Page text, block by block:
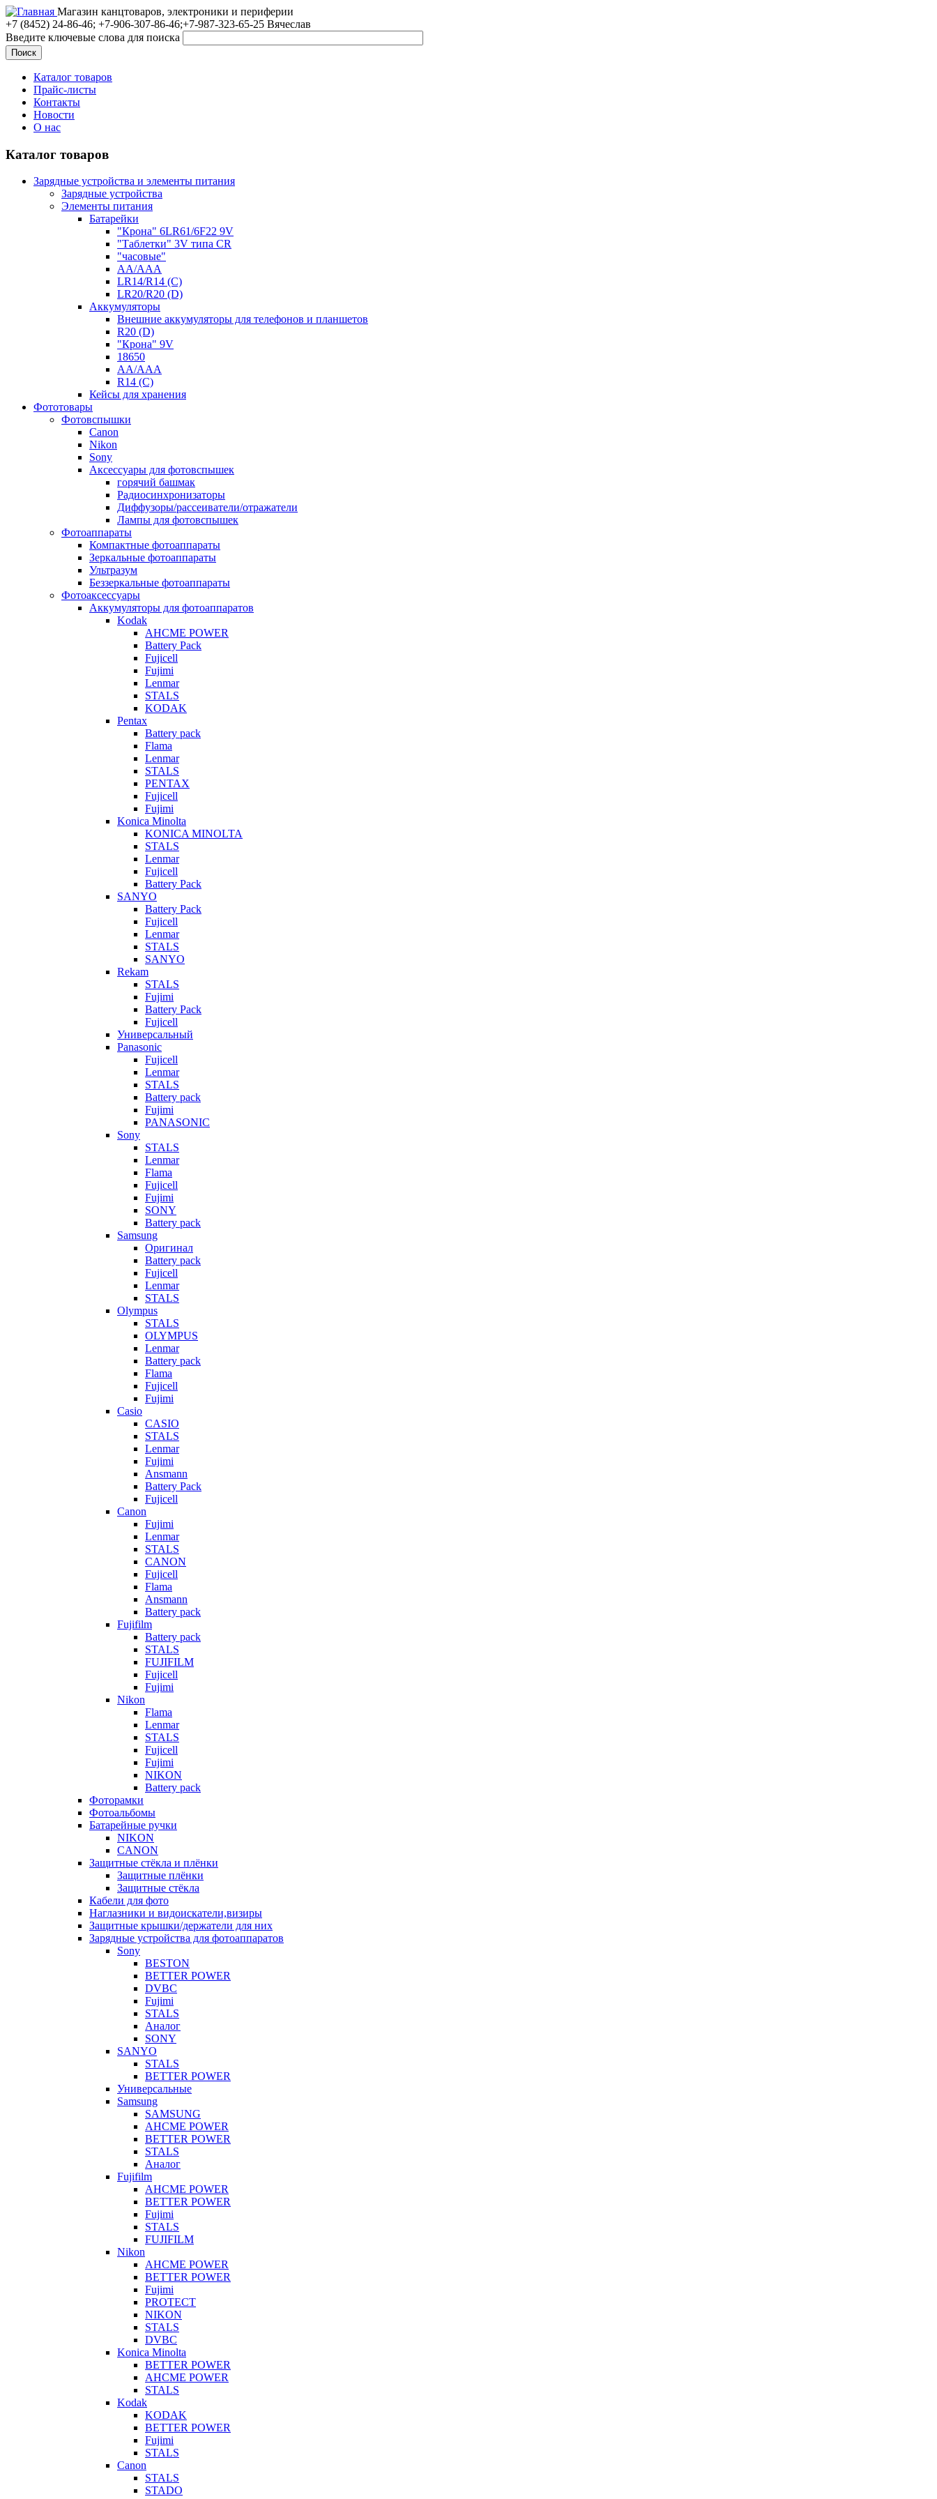
Магазин канцтоваров, электроники и периферии
+7 (8452) 24-86-46; +7-906-307-86-46;+7-987-323-65-25 Вячеслав
Введите ключевые слова для поиска
Каталог товаров
Прайс-листы
Контакты
Новости
О нас
Каталог товаров
Зарядные устройства и элементы питания
Зарядные устройства
Элементы питания
Батарейки
"Крона" 6LR61/6F22 9V
"Таблетки" 3V типа CR
"часовые"
AA/AAA
LR14/R14 (C)
LR20/R20 (D)
Аккумуляторы
Внешние аккумуляторы для телефонов и планшетов
R20 (D)
"Крона" 9V
18650
AA/AAA
R14 (C)
Кейсы для хранения
Фототовары
Фотовспышки
Canon
Nikon
Sony
Аксессуары для фотовспышек
горячий башмак
Радиосинхронизаторы
Диффузоры/рассеиватели/отражатели
Лампы для фотовспышек
Фотоаппараты
Компактные фотоаппараты
Зеркальные фотоаппараты
Ультразум
Беззеркальные фотоаппараты
Фотоаксессуары
Аккумуляторы для фотоаппаратов
Kodak
AHCME POWER
Battery Pack
Fujicell
Fujimi
Lenmar
STALS
KODAK
Pentax
Battery pack
Flama
Lenmar
STALS
PENTAX
Fujicell
Fujimi
Konica Minolta
KONICA MINOLTA
STALS
Lenmar
Fujicell
Battery Pack
SANYO
Battery Pack
Fujicell
Lenmar
STALS
SANYO
Rekam
STALS
Fujimi
Battery Pack
Fujicell
Универсальный
Panasonic
Fujicell
Lenmar
STALS
Battery pack
Fujimi
PANASONIC
Sony
STALS
Lenmar
Flama
Fujicell
Fujimi
SONY
Battery pack
Samsung
Оригинал
Battery pack
Fujicell
Lenmar
STALS
Olympus
STALS
OLYMPUS
Lenmar
Battery pack
Flama
Fujicell
Fujimi
Casio
CASIO
STALS
Lenmar
Fujimi
Ansmann
Battery Pack
Fujicell
Canon
Fujimi
Lenmar
STALS
CANON
Fujicell
Flama
Ansmann
Battery pack
Fujifilm
Battery pack
STALS
FUJIFILM
Fujicell
Fujimi
Nikon
Flama
Lenmar
STALS
Fujicell
Fujimi
NIKON
Battery pack
Фоторамки
Фотоальбомы
Батарейные ручки
NIKON
CANON
Защитные стёкла и плёнки
Защитные плёнки
Защитные стёкла
Кабели для фото
Наглазники и видоискатели,визиры
Защитные крышки/держатели для них
Зарядные устройства для фотоаппаратов
Sony
BESTON
BETTER POWER
DVBC
Fujimi
STALS
Аналог
SONY
SANYO
STALS
BETTER POWER
Универсальные
Samsung
SAMSUNG
AHCME POWER
BETTER POWER
STALS
Аналог
Fujifilm
AHCME POWER
BETTER POWER
Fujimi
STALS
FUJIFILM
Nikon
AHCME POWER
BETTER POWER
Fujimi
PROTECT
NIKON
STALS
DVBC
Konica Minolta
BETTER POWER
AHCME POWER
STALS
Kodak
KODAK
BETTER POWER
Fujimi
STALS
Canon
STALS
STADO